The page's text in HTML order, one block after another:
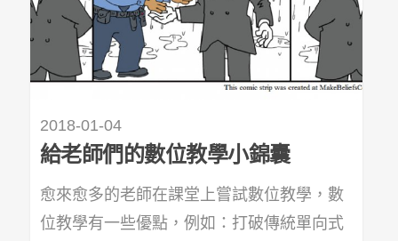
2018-01-04
給老師們的數位教學小錦囊
愈來愈多的老師在課堂上嘗試數位教學，數
位教學有一些優點，例如：打破傳統單向式